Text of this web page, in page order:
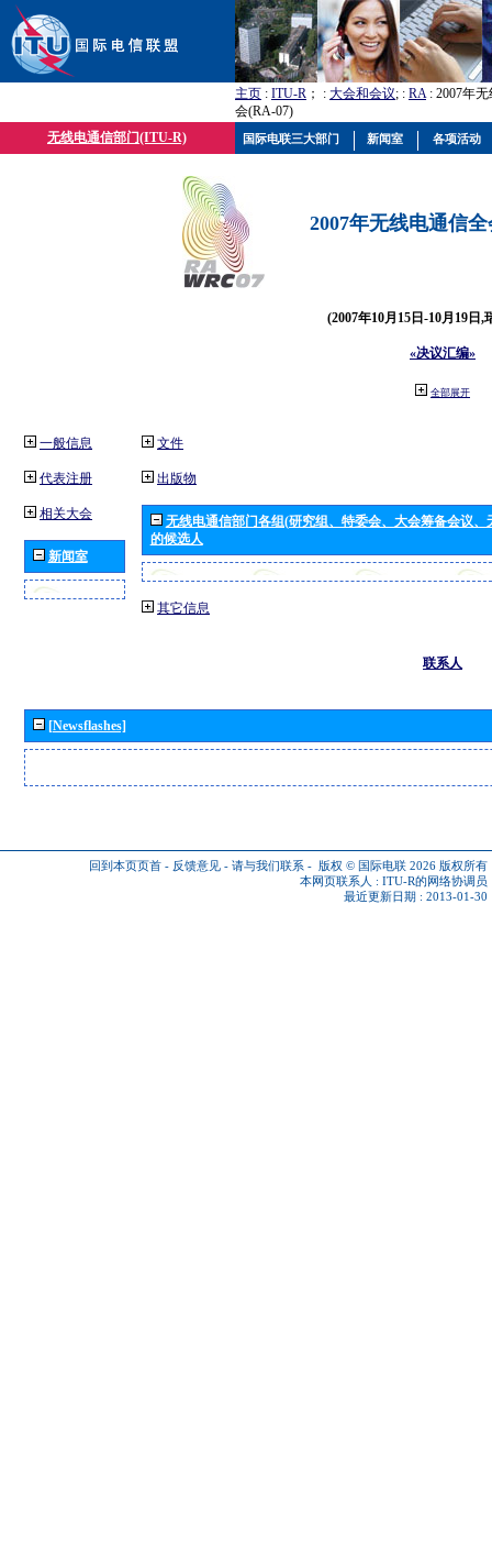
主页 : ITU-R ； : 大会和会议; : RA: 2007年
会(RA-07)
无线电通信部门(ITU-R)
2007年无线电通信
(2007年10月15日-10月19日,
«决议汇编»
全部展开
一般信息
代表注册
相关大会
新闻室
文件
出版物
无线电通信部门各组(研究组、特委会、大会筹备会议
的候选人
其它信息
联系人
[Newsflashes]
回到本页页首 - 反馈意见 - 请与我们联系 - 版权 © 国际电联 2026 版权所有
本网页联系人 : ITU-R的网络协调员
最近更新日期 : 2013-01-30
国际电联三大部门 新闻室 各项活动